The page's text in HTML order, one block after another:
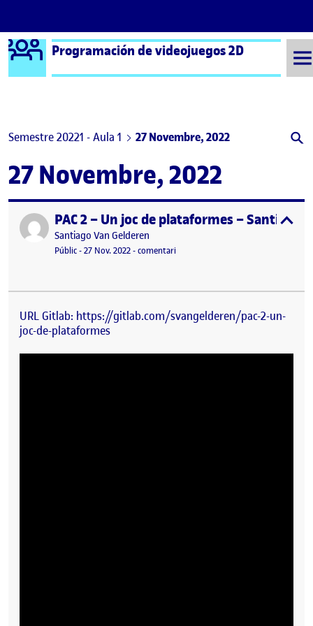
Saltar al contingut
Logo Ágora
Programación de videojuegos 2D
Semestre 20221 - Aula 1 27 Novembre, 2022
27 Novembre, 2022
Publicat perPAC 2 – Un joc de plataformes – Santi van
Publicat per
Santiago Van Gelderen
Visibilitat:
Públic-Data de publicació
27 Nov. 202227 novembre, 2022 6:37 pm
-comentariel PAC 2 – Un joc de plataformes –
URL Gitlab: https://gitlab.com/svangelderen/pac-2-un-
joc-de-plataformes